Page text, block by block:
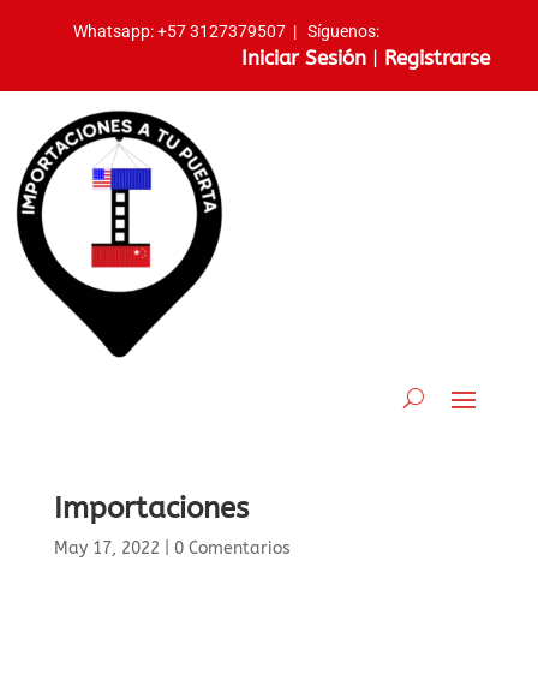
Whatsapp:+57 3127379507 |Síguenos:
Iniciar Sesión | Registrarse
Importaciones
May 17, 2022 0 Comentarios